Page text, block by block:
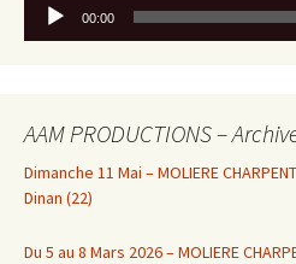
00:00
AAM PRODUCTIONS –
Dimanche 11 Mai – MOLIERE
Dinan (22)
Du 5 au 8 Mars 2026 – MOLIERE